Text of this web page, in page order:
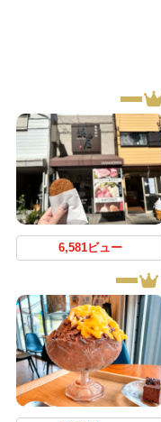
6,581ビュー